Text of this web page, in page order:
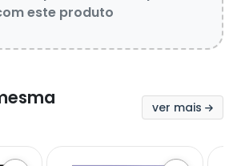
este produto
ver mais